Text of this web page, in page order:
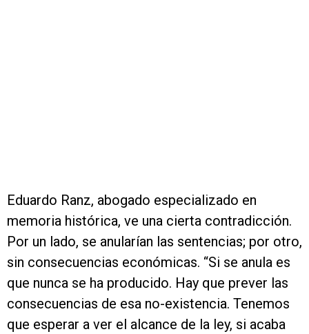
Eduardo Ranz, abogado especializado en
memoria histórica, ve una cierta contradicción.
Por un lado, se anularían las sentencias; por otro,
sin consecuencias económicas. “Si se anula es
que nunca se ha producido. Hay que prever las
consecuencias de esa no-existencia. Tenemos
que esperar a ver el alcance de la ley, si acaba